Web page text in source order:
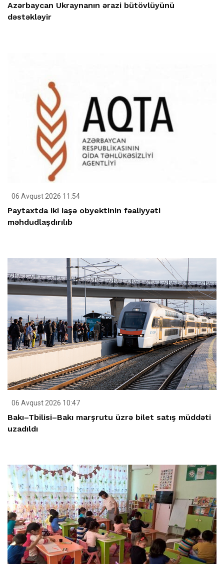
Azərbaycan Ukraynanın ərazi bütövlüyünü
dəstəkləyir
06 Avqust 2026 11:54
Paytaxtda iki iaşə obyektinin fəaliyyəti
məhdudlaşdırılıb
06 Avqust 2026 10:47
Bakı–Tbilisi–Bakı marşrutu üzrə bilet satış müddəti
uzadıldı